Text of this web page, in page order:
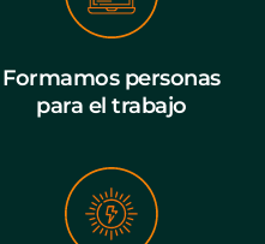
Formamos personas
para el trabajo